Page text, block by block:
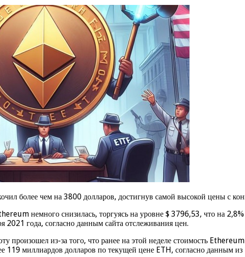
более чем на 3800 долларов, достигнув самой высокой цены с
немного снизилась, торгуясь на уровне $ 3796,53, что на
2021 года, согласно данным сайта отслеживания цен.
произошел из-за того, что ранее на этой неделе стоимость
119 миллиардов долларов по текущей цене ETH, согласно данным